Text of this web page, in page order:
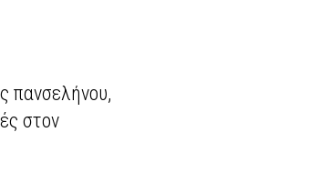
πανσελήνου,
στον